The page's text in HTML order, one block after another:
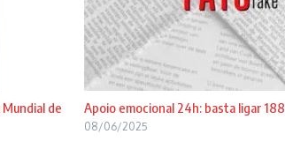
de
Apoio emocional 24h: basta ligar 188
08/06/2025